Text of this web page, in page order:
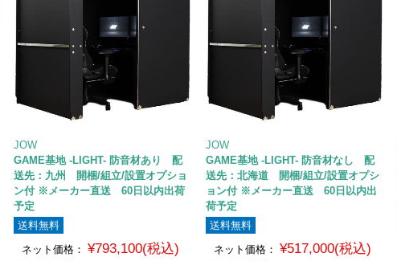
JOW
GAME基地 -LIGHT- 防音材あり 配
送先：九州 開梱/組立/設置オプショ
ン付 ※メーカー直送 60日以内出荷
予定
送料無料
ネット価格： ¥793,100(税込)
JOW
GAME基地 -LIGHT- 防音材なし 配
送先：北海道 開梱/組立/設置オプシ
ョン付 ※メーカー直送 60日以内出
荷予定
送料無料
ネット価格：
¥517,000(税込)